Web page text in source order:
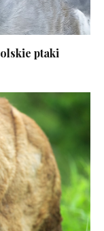
ptaki